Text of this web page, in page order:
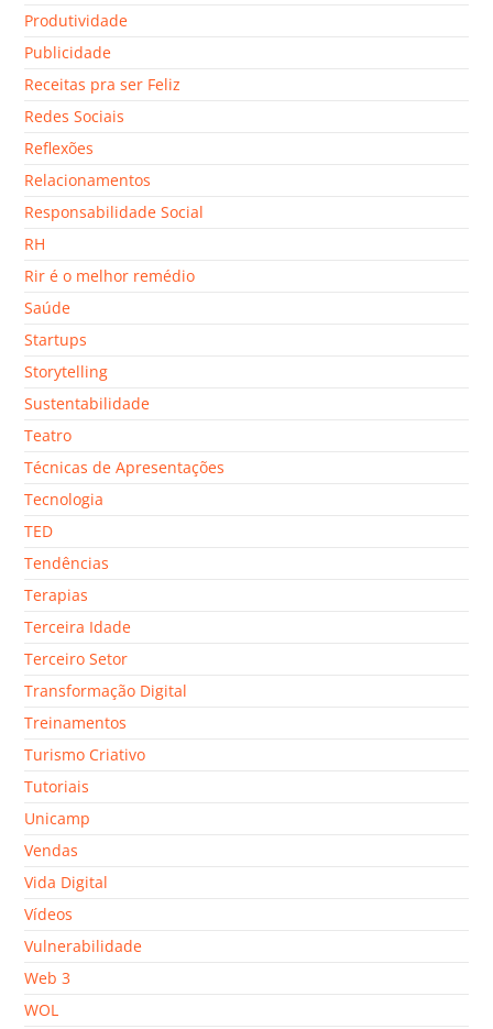
Produtividade
Publicidade
Receitas pra ser Feliz
Redes Sociais
Reflexões
Relacionamentos
Responsabilidade Social
RH
Rir é o melhor remédio
Saúde
Startups
Storytelling
Sustentabilidade
Teatro
Técnicas de Apresentações
Tecnologia
TED
Tendências
Terapias
Terceira Idade
Terceiro Setor
Transformação Digital
Treinamentos
Turismo Criativo
Tutoriais
Unicamp
Vendas
Vida Digital
Vídeos
Vulnerabilidade
Web 3
WOL